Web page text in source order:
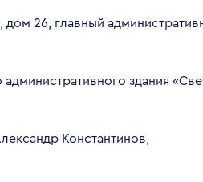
26, главный
здания
Константинов,